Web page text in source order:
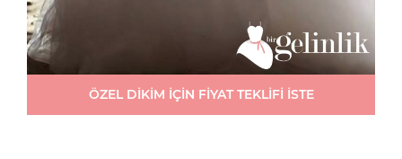
ÖZEL DİKİM İÇİN FİYAT TEKLİFİ İSTE